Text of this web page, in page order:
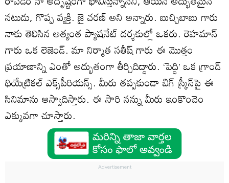
నటుడు, గొప్ప వ్యక్తి. జై చరణ్ అని అన్నారు. బుచ్చిబాబు గారు
నాకు తెలిసిన అత్యంత ప్యాషనేట్ దర్శకుల్లో ఒకరు. రెహమాన్
గారు ఒక లెజెండ్. మా నిర్మాత సతీష్ గారు ఈ మొత్తం
ప్రయాణాన్ని ఎంతో అద్భుతంగా తీర్చిదిద్దారు. ‘పెద్ది’ ఒక గ్రాండ్
థియేట్రికల్ ఎక్స్‌పీరియన్స్. మీరు తప్పకుండా బిగ్ స్క్రీన్‌పై ఈ
సినిమాను ఆస్వాదిస్తారు. ఈ సారి నన్ను మీరు ఇంకొంచెం
ఎక్కువగా చూస్తారు.